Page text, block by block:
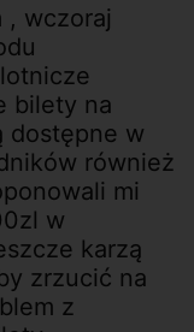
, wczoraj
bilety na
dostępne w
również
mi
w
karzą
zrzucić na
z